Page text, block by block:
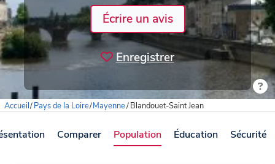
Écrire un avis
Enregistrer
Accueil/Pays de la Loire/Mayenne/Blandouet-Saint Jean
Comparer Population Éducation Sécurité